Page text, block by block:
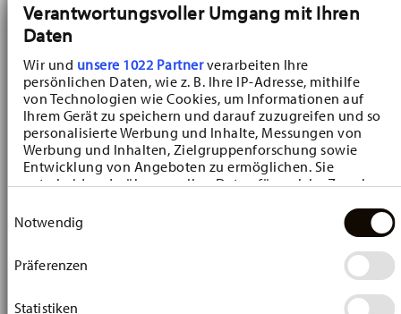
Verantwortungsvoller Umgang mit Ihren
Daten
Wir und unsere 1022 Partnerverarbeiten Ihre
persönlichen Daten, wie z. B. Ihre IP-Adresse, mithilfe
von Technologien wie Cookies, um Informationen auf
Ihrem Gerät zu speichern und darauf zuzugreifen und so
personalisierte Werbung und Inhalte, Messungen von
Werbung und Inhalten, Zielgruppenforschung sowie
Entwicklung von Angeboten zu ermöglichen. Sie
entscheiden darüber, wer Ihre Daten für welche Zwecke
Cookie-Erklärung oder durch Klicken auf das Privacy
Trigger Symbol ändern oder widerrufen
Wenn Sie es erlauben, würden wir auch gerne:
erfassen, welche bis auf einige Meter genau sein
Notwendig
Präferenzen
Statistiken
inspiriert von fernöstlichen Vorbildern und seit mehr als
hundert Jahren geschätzt.
Mit einem Durchmesser von 15,6 cm, einer Höhe von 5,0
cm und einem Fassungsvermögen von 490 ml bietet die
Schale die ideale Größe für feine Desserts, frisches Obst
und kleine Köstlichkeiten. Die sanft geschwungene
handwerklichen Charakter und verleiht jedem
gedeckten Tisch eine besondere Note.
Die Dessertschale lässt sich wunderbar mit weiteren